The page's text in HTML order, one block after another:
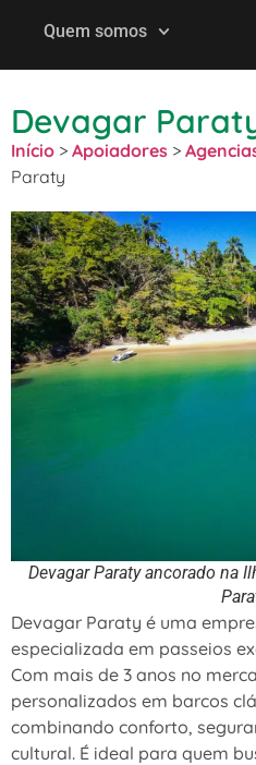
Quem somos
Devagar
Início > Apoiadores >
Paraty
Devagar Paraty ancorado na
Devagar Paraty é uma
especializada em passeios
Com mais de 3 anos no
personalizados em barcos
combinando conforto,
cultural. É ideal para quem